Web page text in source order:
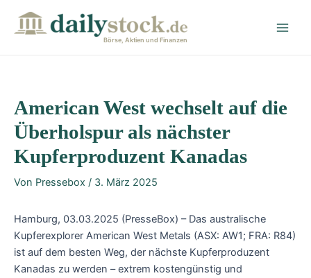
Börse, Aktien und Finanzen
American West wechselt auf die
Überholspur als nächster
Kupferproduzent Kanadas
Von Pressebox / 3. März 2025
Hamburg, 03.03.2025 (PresseBox) – ​Das australische
Kupferexplorer American West Metals (ASX: AW1; FRA: R84)
ist auf dem besten Weg, der nächste Kupferproduzent
Kanadas zu werden – extrem kostengünstig und